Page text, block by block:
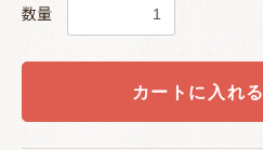
数量
カートに入れる